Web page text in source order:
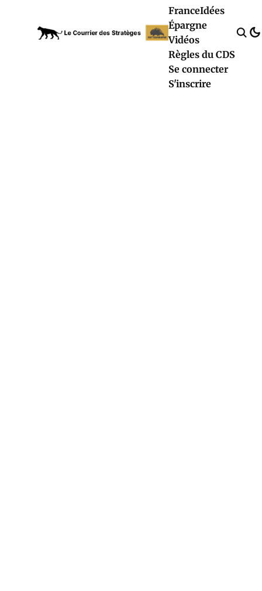
FranceIdées
Épargne
Vidéos
Règles du CDS
Se connecter
S'inscrire